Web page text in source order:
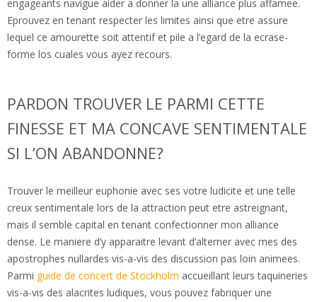
engageants navigue aider a donner la une alliance plus affamee.
Eprouvez en tenant respecter les limites ainsi que etre assure
lequel ce amourette soit attentif et pile a l’egard de la ecrase-
forme los cuales vous ayez recours.
PARDON TROUVER LE PARMI CETTE
FINESSE ET MA CONCAVE SENTIMENTALE
SI L’ON ABANDONNE?
Trouver le meilleur euphonie avec ses votre ludicite et une telle
creux sentimentale lors de la attraction peut etre astreignant,
mais il semble capital en tenant confectionner mon alliance
dense. Le maniere d’y apparaitre levant d’alterner avec mes des
apostrophes nullardes vis-a-vis des discussion pas loin animees.
Parmi guide de concert de Stockholm accueillant leurs taquineries
vis-a-vis des alacrites ludiques, vous pouvez fabriquer une